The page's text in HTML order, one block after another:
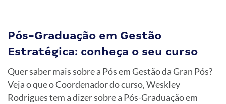
Pós-Graduação em Gestão
Estratégica: conheça o seu curso
Quer saber mais sobre a Pós em Gestão da Gran Pós?
Veja o que o Coordenador do curso, Weskley
Rodrigues tem a dizer sobre a Pós-Graduação em